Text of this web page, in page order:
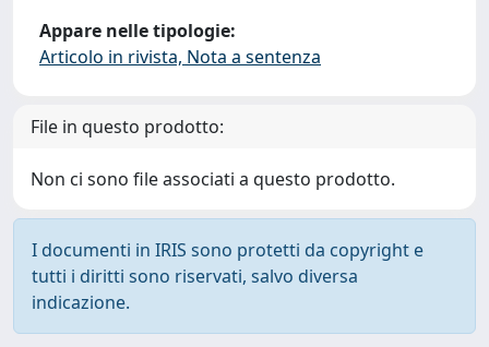
Appare nelle tipologie:
Articolo in rivista, Nota a sentenza
File in questo prodotto:
Non ci sono file associati a questo prodotto.
I documenti in IRIS sono protetti da copyright e
tutti i diritti sono riservati, salvo diversa
indicazione.